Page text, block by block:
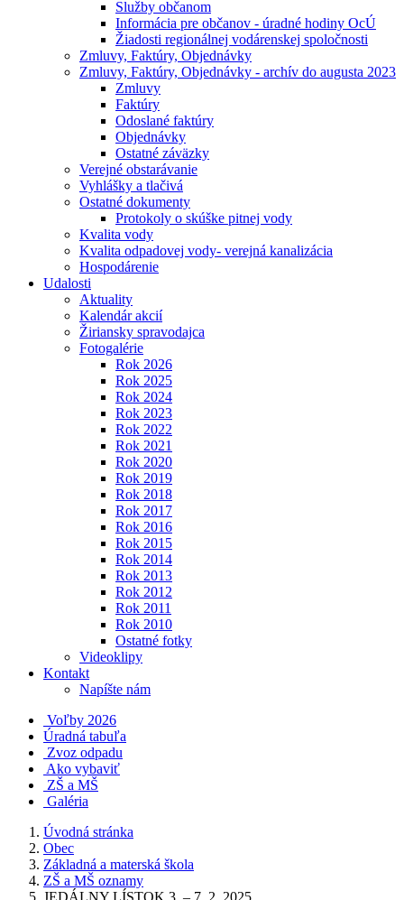
Služby občanom
Informácia pre občanov - úradné hodiny OcÚ
Žiadosti regionálnej vodárenskej spoločnosti
Zmluvy, Faktúry, Objednávky
Zmluvy, Faktúry, Objednávky - archív do augusta 2023
Zmluvy
Faktúry
Odoslané faktúry
Objednávky
Ostatné záväzky
Verejné obstarávanie
Vyhlášky a tlačivá
Ostatné dokumenty
Protokoly o skúške pitnej vody
Kvalita vody
Kvalita odpadovej vody- verejná kanalizácia
Hospodárenie
Udalosti
Aktuality
Kalendár akcií
Žiriansky spravodajca
Fotogalérie
Rok 2026
Rok 2025
Rok 2024
Rok 2023
Rok 2022
Rok 2021
Rok 2020
Rok 2019
Rok 2018
Rok 2017
Rok 2016
Rok 2015
Rok 2014
Rok 2013
Rok 2012
Rok 2011
Rok 2010
Ostatné fotky
Videoklipy
Kontakt
Napíšte nám
Voľby 2026
Úradná tabuľa
Zvoz odpadu
Ako vybaviť
ZŠ a MŠ
Galéria
Úvodná stránka
Obec
Základná a materská škola
ZŠ a MŠ oznamy
JEDÁLNY LÍSTOK 3. – 7. 2. 2025